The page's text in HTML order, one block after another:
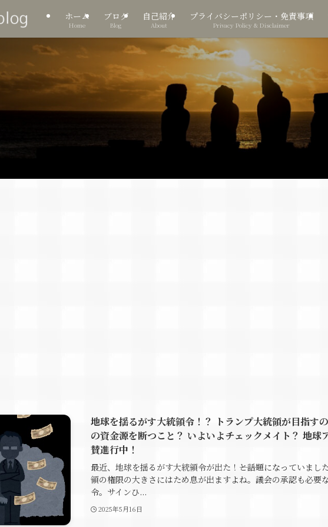
ホーム
Home
ブログ
Blog
自己紹介
About
プライバシーポリシー・免責事項
Privacy Policy & Disclaimer
地球を揺るがす大統領令！？ トランプ大統領が目指す
の資金源を断つこと？ いよいよチェックメイト？ 地球
賛進行中！
最近、地球を揺るがす大統領令が出た！―――と話題になっていまし
領の権限の大きさにはため息が出ますよね。議会の承認も必要
令。サインひ...
2025年5月16日